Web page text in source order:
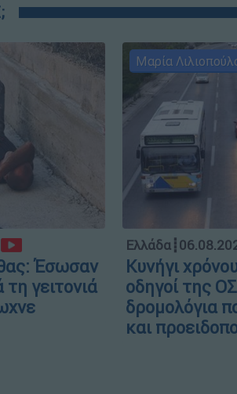
Έσωσαν
γειτονιά
Μαρία
Ελλάδα┋
Κυνήγι
οδηγοί της
δρομολόγια
και